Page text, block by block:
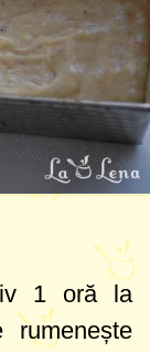
1 oră la
rumenește